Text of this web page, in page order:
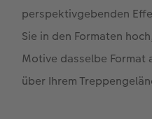
perspektivgebenden
Sie in den Formaten
Motive dasselbe Format
über Ihrem